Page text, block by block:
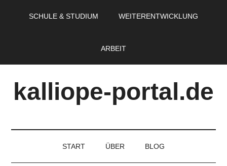
SCHULE & STUDIUM WEITERENTWICKLUNG
ARBEIT
kalliope-portal.de
START ÜBER BLOG